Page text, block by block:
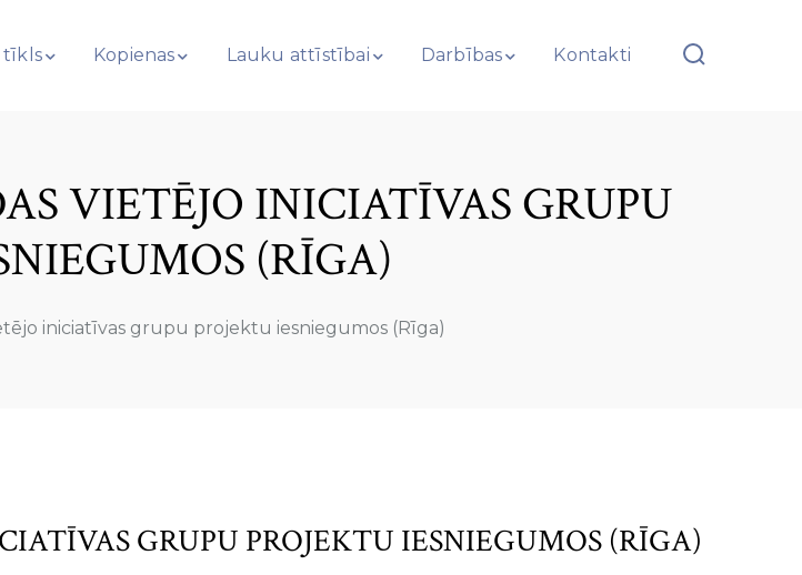
tīkls Kopienas Lauku attīstībai Darbības Kontakti
VIETĒJO INICIATĪVAS GRUPU
(RĪGA)
iniciatīvas grupu projektu iesniegumos (Rīga)
GRUPU PROJEKTU IESNIEGUMOS (RĪGA)